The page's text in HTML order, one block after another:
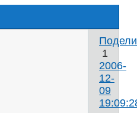
1
2006-
12-
09